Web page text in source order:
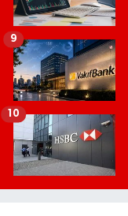
9
10